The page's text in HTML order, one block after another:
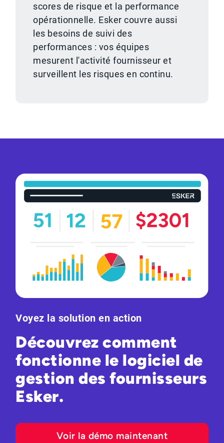
scores de risque et la performance
opérationnelle. Esker couvre aussi
les besoins de suivi des
performances : vos équipes
mesurent l'activité fournisseur et
surveillent les risques en continu.
Voyez la solution en action
Découvrez comment
fonctionne le logiciel de
gestion des fournisseurs
Esker.
Voir la démo maintenant